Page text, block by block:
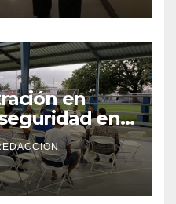
en
en